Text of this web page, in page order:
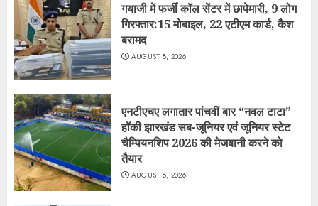
गयाजी में फर्जी कॉल सेंटर में छापेमारी, 9 लोग
गिरफ्तार:15 मोबाइल, 22 एटीएम कार्ड, कैश
बरामद
AUGUST 8, 2026
एनटीएचए लगातार पांचवीं बार “नवल टाटा”
हॉकी झारखंड सब-जूनियर एवं जूनियर स्टेट
चैम्पियनशिप 2026 की मेजबानी करने को
तैयार
AUGUST 8, 2026